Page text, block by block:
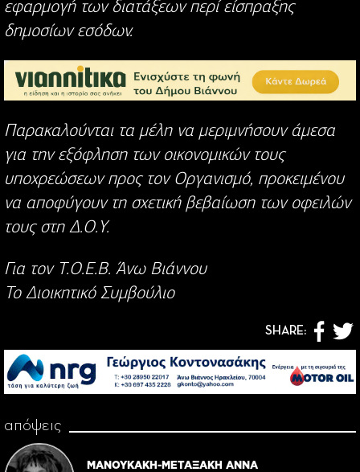
εφαρμογή των διατάξεων περί είσπραξης
δημοσίων εσόδων.
Παρακαλούνται τα μέλη να μεριμνήσουν άμεσα
για την εξόφληση των οικονομικών τους
υποχρεώσεων προς τον Οργανισμό, προκειμένου
να αποφύγουν τη σχετική βεβαίωση των οφειλών
τους στη Δ.Ο.Υ.
Για τον Τ.Ο.Ε.Β. Άνω Βιάννου
Το Διοικητικό Συμβούλιο
SHARE:
απόψεις
ΜΑΝΟΥΚΑΚΗ-ΜΕΤΑΞΑΚΗ ΑΝΝΑ